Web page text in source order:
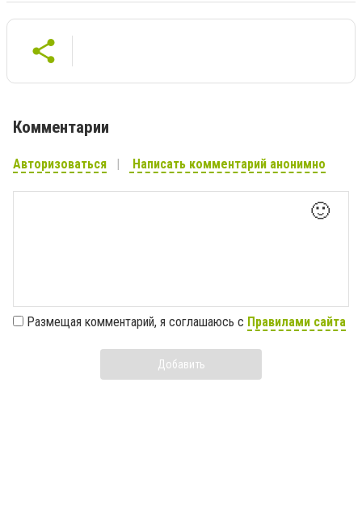
Комментарии
Авторизоваться Написать комментарий анонимно
🙂
Размещая комментарий, я соглашаюсь с Правилами сайта
Добавить